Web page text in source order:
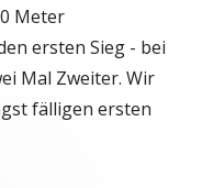
Meter
ersten Sieg - bei
Mal Zweiter. Wir
fälligen ersten